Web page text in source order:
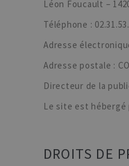
Léon Foucault –
Téléphone :
Adresse
Adresse postale :
Directeur de la
Le site est hébergé
DROITS DE